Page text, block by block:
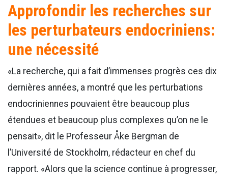
Approfondir les recherches sur
les perturbateurs endocriniens:
une nécessité
«La recherche, qui a fait d’immenses progrès ces dix
dernières années, a montré que les perturbations
endocriniennes pouvaient être beaucoup plus
étendues et beaucoup plus complexes qu’on ne le
pensait», dit le Professeur Åke Bergman de
l’Université de Stockholm, rédacteur en chef du
rapport. «Alors que la science continue à progresser,